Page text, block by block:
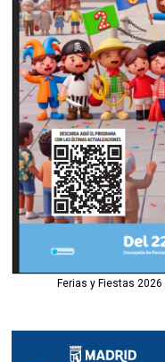
Ferias y Fiestas